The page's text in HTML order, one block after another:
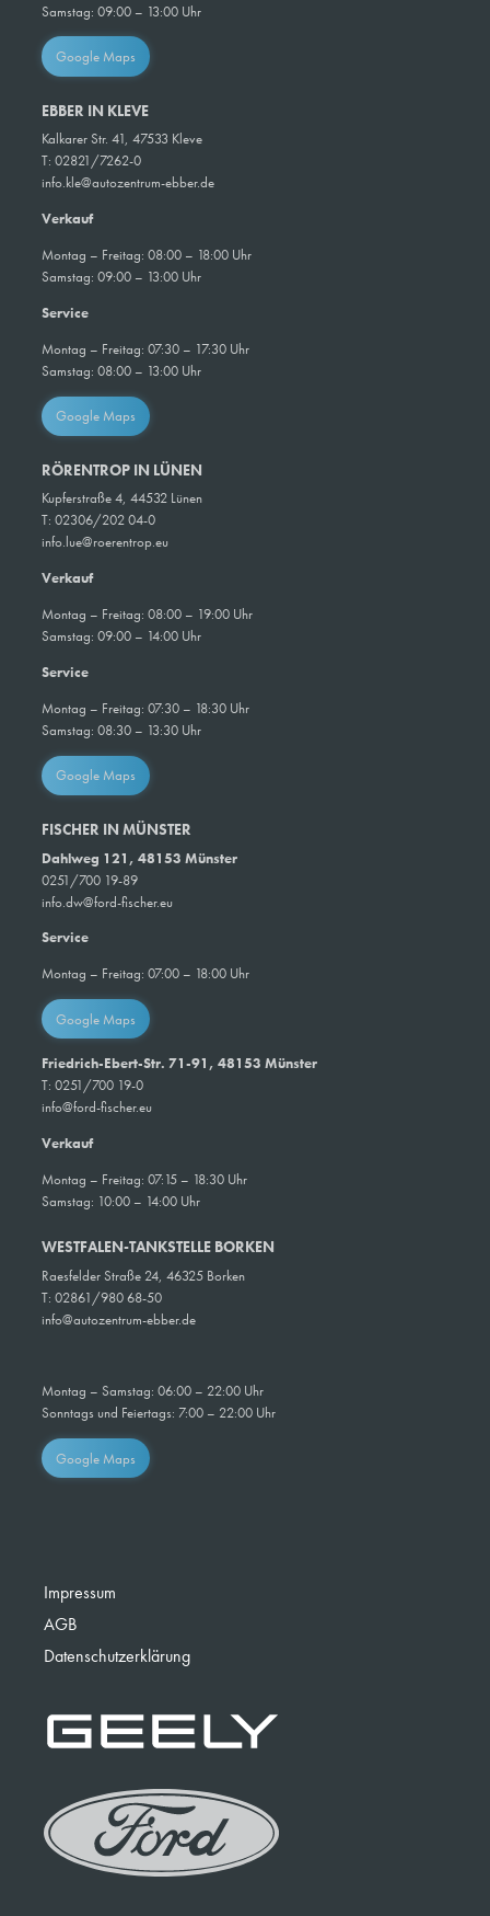
Samstag:09:00 – 13:00 Uhr
Google Maps
EBBER IN KLEVE
Kalkarer Str. 41, 47533 Kleve
T: 02821/7262-0
info.kle@autozentrum-ebber.de
Verkauf
Montag – Freitag: 08:00 – 18:00 Uhr
Samstag: 09:00 – 13:00 Uhr
Service
Montag – Freitag: 07:30 – 17:30 Uhr
Samstag: 08:00 – 13:00 Uhr
Google Maps
RÖRENTROP IN LÜNEN
Kupferstraße 4, 44532 Lünen
T: 02306/202 04-0
info.lue@roerentrop.eu
Verkauf
Montag – Freitag: 08:00 – 19:00 Uhr
Samstag: 09:00 – 14:00 Uhr
Service
Montag – Freitag: 07:30 – 18:30 Uhr
Samstag: 08:30 – 13:30 Uhr
Google Maps
FISCHER IN MÜNSTER
Dahlweg 121, 48153 Münster
0251/700 19-89
info.dw@ford-fischer.eu
Service
Montag – Freitag: 07:00 – 18:00 Uhr
Google Maps
Friedrich-Ebert-Str. 71-91, 48153 Münster
T: 0251/700 19-0
info@ford-fischer.eu
Verkauf
Montag – Freitag: 07:15 – 18:30 Uhr
Samstag: 10:00 – 14:00 Uhr
WESTFALEN-TANKSTELLE BORKEN
Raesfelder Straße 24, 46325 Borken
T: 02861/980 68-50
info@autozentrum-ebber.de
Montag – Samstag: 06:00 – 22:00 Uhr
Sonntags und Feiertags: 7:00 – 22:00 Uhr
Google Maps
Impressum
AGB
Datenschutzerklärung